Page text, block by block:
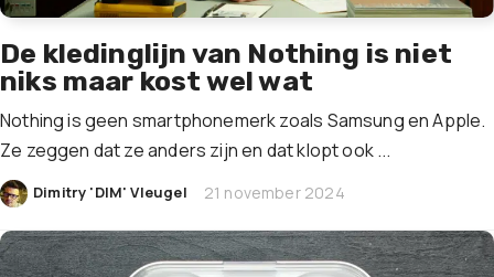
De kledinglijn van Nothing is niet
niks maar kost wel wat
Nothing is geen smartphonemerk zoals Samsung en Apple.
Ze zeggen dat ze anders zijn en dat klopt ook ...
Dimitry 'DIM' Vleugel 21 november 2024